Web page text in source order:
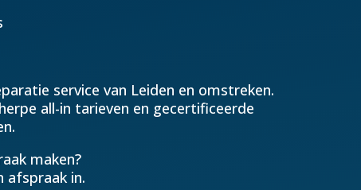
service van Leiden en omstreken.
all-in tarieven en gecertificeerde
maken?
afspraak in.